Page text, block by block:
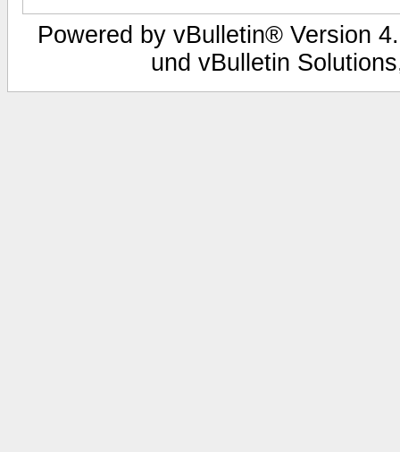
Powered by vBulletin® Version
und vBulletin